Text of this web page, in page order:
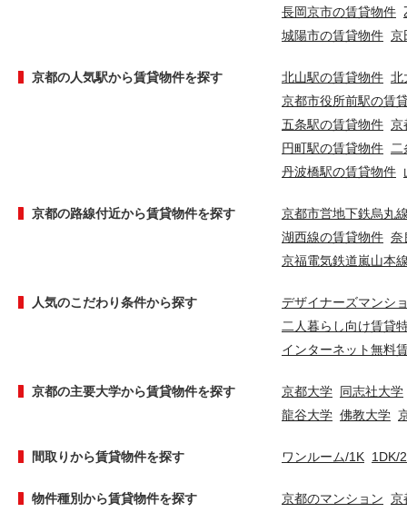
長岡京市の賃貸物件
城陽市の賃貸物件 京
京都の人気駅から賃貸物件を探す 北山駅の賃貸物件 北
京都市役所前駅の賃
五条駅の賃貸物件 京
円町駅の賃貸物件
丹波橋駅の賃貸物件
京都の路線付近から賃貸物件を探す
京都市営地下鉄烏丸
湖西線の賃貸物件 奈
京福電気鉄道嵐山本
人気のこだわり条件から探す
デザイナーズマンシ
二人暮らし向け賃貸
インターネット無料
京都の主要大学から賃貸物件を探す 京都大学 同志社大学
龍谷大学 佛教大学
間取りから賃貸物件を探す ワンルーム/1K 1DK/
物件種別から賃貸物件を探す 京都のマンション 京